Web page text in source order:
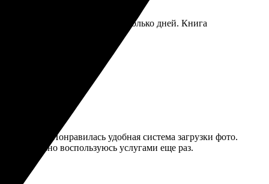
быстро, ждали всего несколько дней. Книга
просто. Понравилась удобная система загрузки фото.
воспользуюсь услугами еще раз.